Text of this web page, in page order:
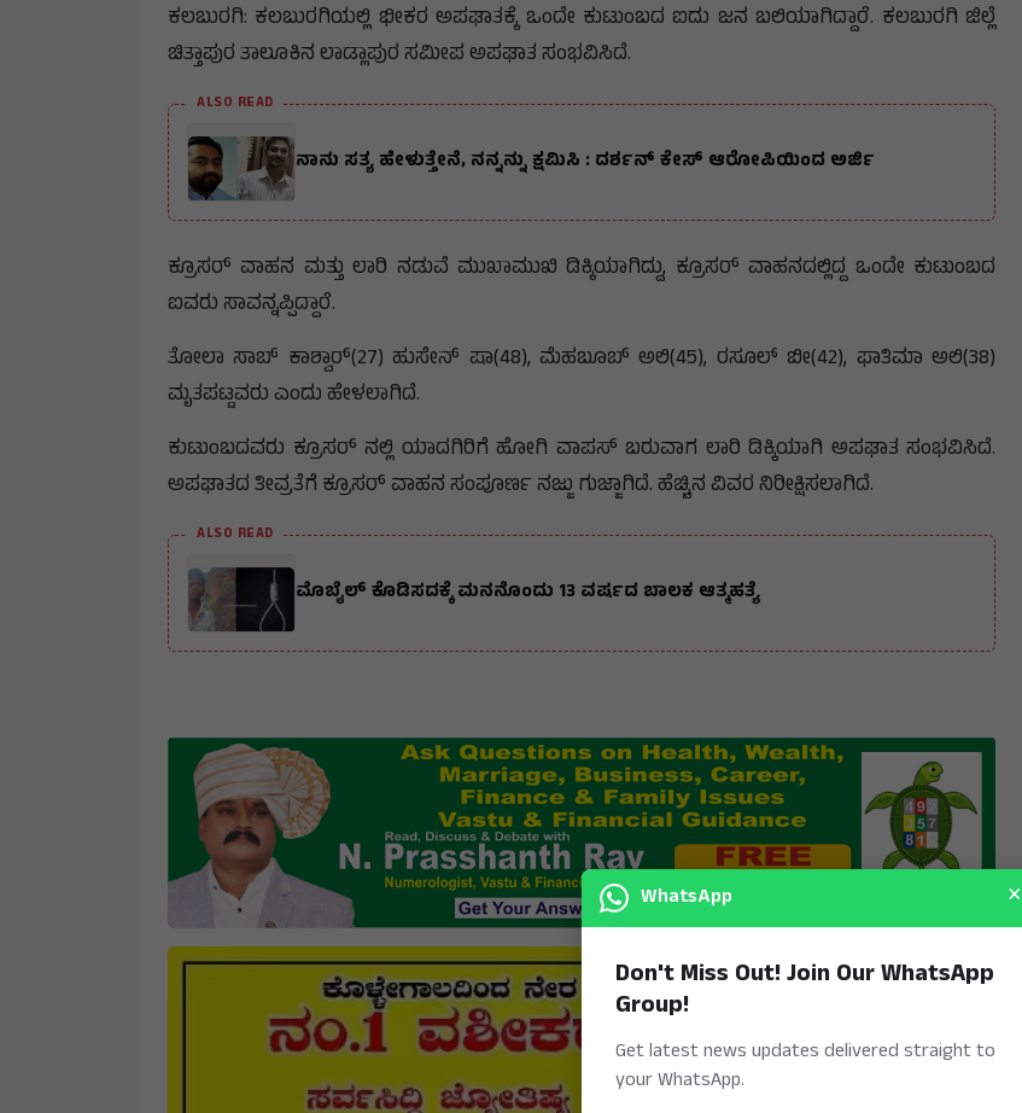
ಕಲಬುರಗಿ: ಕಲಬುರಗಿಯಲ್ಲಿ ಭೀಕರ ಅಪಘಾತಕ್ಕೆ ಒಂದೇ ಕುಟುಂಬದ ಐದು ಜನ ಬಲಿಯಾಗಿದ್ದಾರೆ. ಕಲಬುರಗಿ ಜಿಲ್ಲೆ
ಚಿತ್ತಾಪುರ ತಾಲೂಕಿನ ಲಾಡ್ಲಾಪುರ ಸಮೀಪ ಅಪಘಾತ ಸಂಭವಿಸಿದೆ.
ALSO READ
ನಾನು ಸತ್ಯ ಹೇಳುತ್ತೇನೆ, ನನ್ನನ್ನು ಕ್ಷಮಿಸಿ : ದರ್ಶನ್ ಕೇಸ್ ಆರೋಪಿಯಿಂದ ಅರ್ಜಿ
ಕ್ರೂಸರ್ ವಾಹನ ಮತ್ತು ಲಾರಿ ನಡುವೆ ಮುಖಾಮುಖಿ ಡಿಕ್ಕಿಯಾಗಿದ್ದು, ಕ್ರೂಸರ್ ವಾಹನದಲ್ಲಿದ್ದ ಒಂದೇ ಕುಟುಂಬದ
ಐವರು ಸಾವನ್ನಪ್ಪಿದ್ದಾರೆ.
ತೋಲಾ ಸಾಬ್ ಕಾಶ್ವಾರ್(27) ಹುಸೇನ್ ಷಾ(48), ಮೆಹಬೂಬ್ ಅಲಿ(45), ರಸೂಲ್ ಬೀ(42), ಫಾತಿಮಾ ಅಲಿ(38)
ಮೃತಪಟ್ಟವರು ಎಂದು ಹೇಳಲಾಗಿದೆ.
ಕುಟುಂಬದವರು ಕ್ರೂಸರ್ ನಲ್ಲಿ ಯಾದಗಿರಿಗೆ ಹೋಗಿ ವಾಪಸ್ ಬರುವಾಗ ಲಾರಿ ಡಿಕ್ಕಿಯಾಗಿ ಅಪಘಾತ ಸಂಭವಿಸಿದೆ.
ಅಪಘಾತದ ತೀವ್ರತೆಗೆ ಕ್ರೂಸರ್ ವಾಹನ ಸಂಪೂರ್ಣ ನಜ್ಜು ಗುಜ್ಜಾಗಿದೆ. ಹೆಚ್ಚಿನ ವಿವರ ನಿರೀಕ್ಷಿಸಲಾಗಿದೆ.
ALSO READ
ಮೊಬೈಲ್ ಕೊಡಿಸದಕ್ಕೆ ಮನನೊಂದು 13 ವರ್ಷದ ಬಾಲಕ ಆತ್ಮಹತ್ಯೆ
WhatsApp ×
Don't Miss Out! Join Our WhatsApp
Group!
Get latest news updates delivered straight to
your WhatsApp.